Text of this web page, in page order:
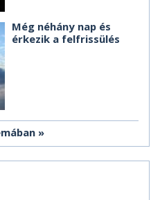
Még néhány nap és
érkezik a felfrissülés